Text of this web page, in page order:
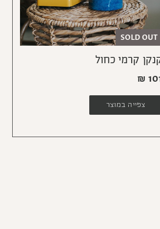
SOLD OUT
קרמי כחול
₪
צפייה במוצר